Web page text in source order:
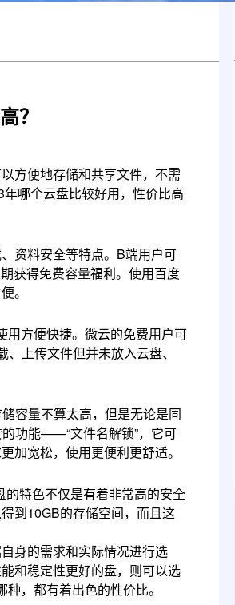
？
方便地存储和共享文件，不需
哪个云盘比较好用，性价比高
资料安全等特点。B端用户可
获得免费容量福利。使用百度
。
用方便快捷。微云的免费用户可
上传文件但并未放入云盘、
容量不算太高，但是无论是同
功能——“文件名解锁”，它可
加宽松，使用更便利更舒适。
特色不仅是有着非常高的安全
到10GB的存储空间，而且这
身的需求和实际情况进行选
和稳定性更好的盘，则可以选
，都有着出色的性价比。